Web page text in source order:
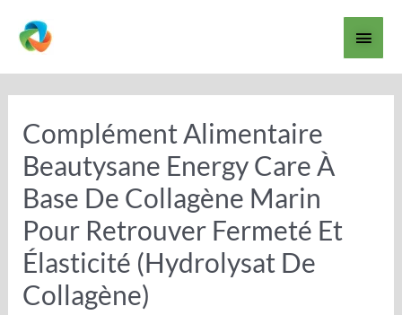
contenu
Complément Alimentaire
Beautysane Energy Care À
Base De Collagène Marin
Pour Retrouver Fermeté Et
Élasticité (hydrolysat De
Collagène)
articles